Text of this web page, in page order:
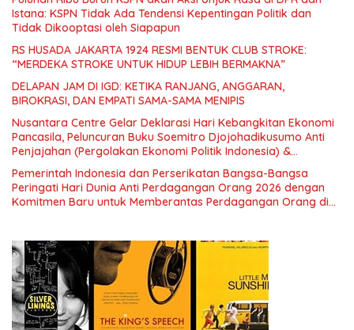
Istana: KSPN Tidak Ada Tendensi Kepentingan Politik dan
Tidak Dikooptasi oleh Siapapun
RS HUSADA JAKARTA 1924 RESMI BENTUK CLUB STROKE:
“MERDEKA STROKE UNTUK HIDUP LEBIH BERMAKNA”
DELAPAN JAM DI IGD: KETIKA RANJANG, ANGGARAN,
BIROKRASI, DAN EMPATI SAMA-SAMA MENIPIS
Nusantara Centre Gelar Deklarasi Hari Kebangkitan Ekonomi
Pancasila, Peluncuran Buku Soemitro Djojohadikusumo Anti
Penjajahan (Pergolakan Ekonomi Politik Indonesia) &
Nasional dan Kesejahteraan Sosial dalam Menata Bangsa
Menuju Indonesia Emas 2045”,
Pemerintah Indonesia dan Perserikatan Bangsa-Bangsa
Peringati Hari Dunia Anti Perdagangan Orang 2026 dengan
Komitmen Baru untuk Memberantas Perdagangan Orang di